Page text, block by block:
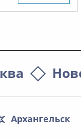
Архангельск